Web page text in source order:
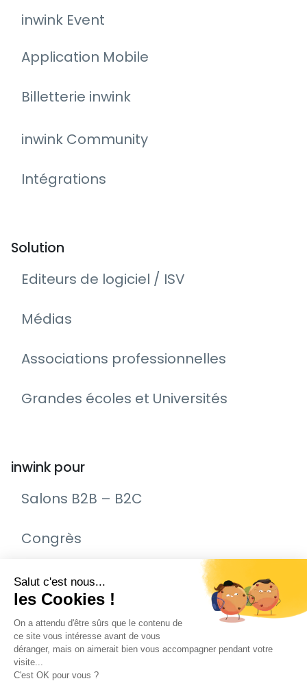
inwink Event
Application Mobile
Billetterie inwink
inwink Community
Intégrations
Solution
Editeurs de logiciel / ISV
Médias
Associations professionnelles
Grandes écoles et Universités
inwink pour
Salons B2B – B2C
Congrès
Remise de prix – Awards
Journée Portes Ouvertes (JPO)